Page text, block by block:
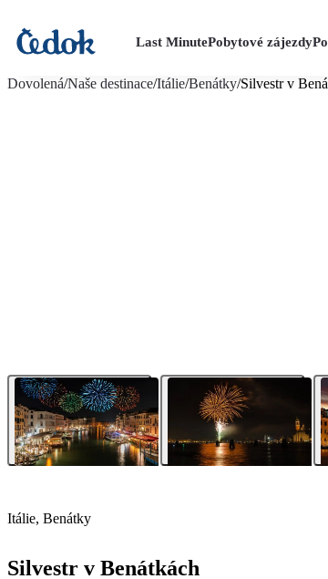
Last MinutePobytové zájezdy
Dovolená/Naše destinace/Itálie/Benátky/Silvestr v
Itálie, Benátky
Silvestr v Benátkách